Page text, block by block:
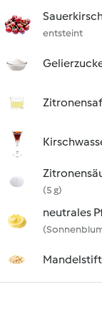
entsteint
(5 g)
neutrales